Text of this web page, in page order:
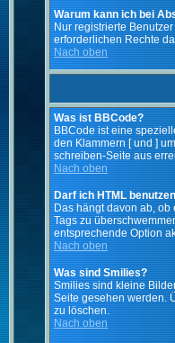
Warum kann ich bei
Nur registrierte
erforderlichen Rechte
Nach oben
Was ist BBCode?
BBCode ist eine
den Klammern [ und ]
schreiben-Seite aus
Nach oben
Darf ich HTML
Das hängt davon ab,
Tags zu
entsprechende Option
Nach oben
Was sind Smilies?
Smilies sind kleine
Seite gesehen werden.
zu löschen.
Nach oben